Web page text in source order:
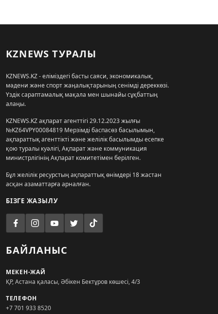
KZNEWS ТУРАЛЫ
KZNEWS.KZ - еліміздегі басты саяси, экономикалық,
мәдени және спорт жаңалықтарының сенімді дереккөзі.
Үздік сараптамалық мақала мен шынайы сұқбаттың
алаңы.
KZNEWS.KZ ақпарат агенттігі 29.12.2023 жылғы
№KZ64VPY00084819 Мерзімді баспасөз басылымын,
ақпараттық агенттікті және желілік басылымды есепке
қою туралы куәлігі, Ақпарат және коммуникация
министрлігінің Ақпарат комитетімен берілген.
Бұл желілік ресурстың ақпараттық өнімдері 18 жастан
асқан азаматтарға арналған.
БІЗГЕ ЖАЗЫЛУ
БАЙЛАНЫС
МЕКЕН-ЖАЙ
ҚР, Астана қаласы, Әбікен Бектұров көшесі, 4/3
ТЕЛЕФОН
+7 701 933 8520